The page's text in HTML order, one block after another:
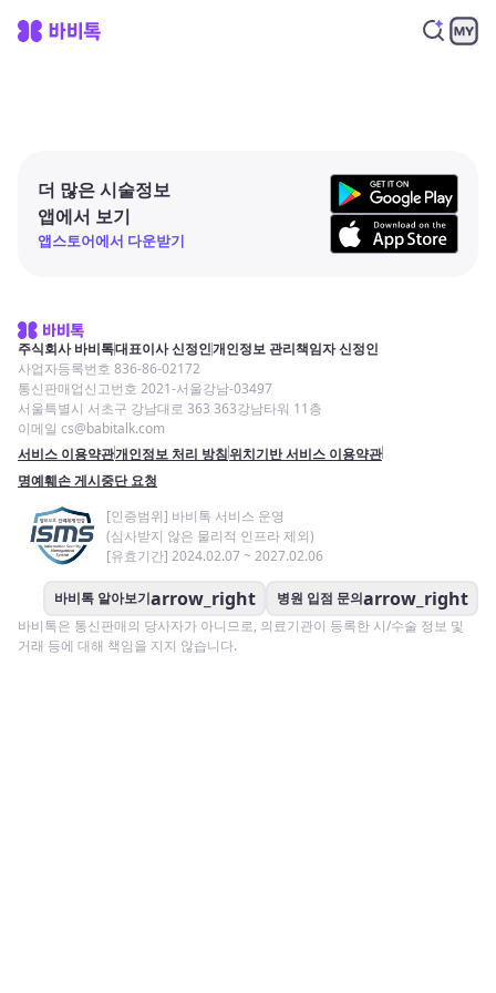
더 많은 시술정보
앱에서 보기
앱스토어에서 다운받기
주식회사 바비톡대표이사 신정인개인정보 관리책임자 신정인
사업자등록번호 836-86-02172
통신판매업신고번호 2021-서울강남-03497
서울특별시 서초구 강남대로 363 363강남타워 11층
이메일 cs@babitalk.com
서비스 이용약관개인정보 처리 방침위치기반 서비스 이용약관
명예훼손 게시중단 요청
[인증범위] 바비톡 서비스 운영
(심사받지 않은 물리적 인프라 제외)
[유효기간] 2024.02.07 ~ 2027.02.06
바비톡 알아보기arrow_right 병원 입점 문의arrow_right
바비톡은 통신판매의 당사자가 아니므로, 의료기관이 등록한 시/수술 정보 및
거래 등에 대해 책임을 지지 않습니다.